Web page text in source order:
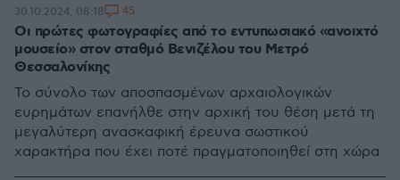
Οι πρώτες φωτογραφίες από το εντυπωσιακό «ανοιχτό
μουσείο» στον σταθμό Βενιζέλου του Μετρό
Θεσσαλονίκης
Το σύνολο των αποσπασμένων αρχαιολογικών
ευρημάτων επανήλθε στην αρχική του θέση μετά τη
μεγαλύτερη ανασκαφική έρευνα σωστικού
χαρακτήρα που έχει ποτέ πραγματοποιηθεί στη χώρα
30.10.2024, 08:18 45